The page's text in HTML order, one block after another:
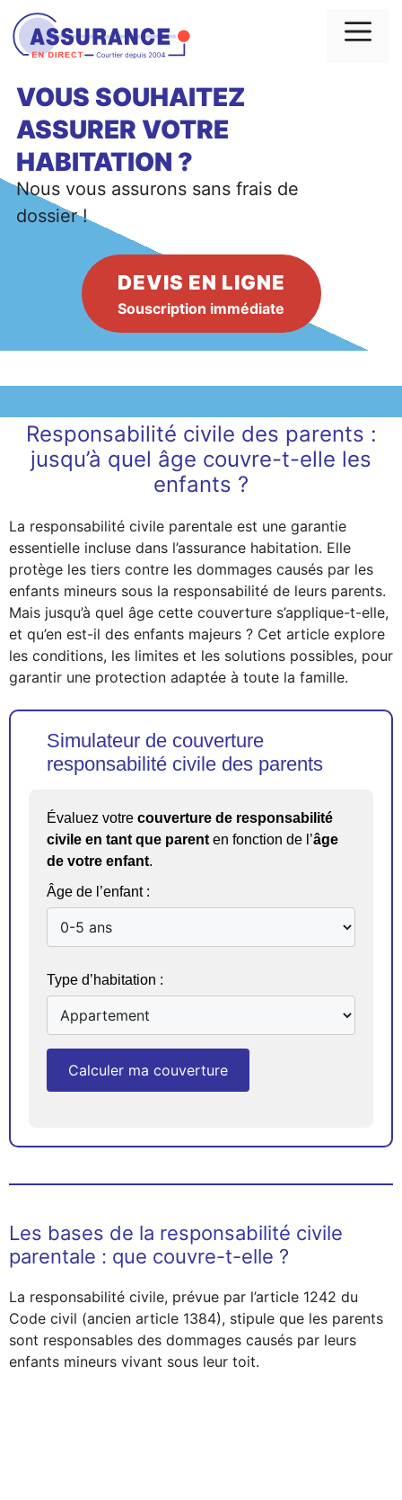
Aller
au
contenu
VOUS SOUHAITEZ
ASSURER VOTRE
HABITATION ?
Nous vous assurons sans frais de
dossier !
DEVIS EN LIGNE
Souscription immédiate
Responsabilité civile des parents :
jusqu’à quel âge couvre-t-elle les
enfants ?
La responsabilité civile parentale est une garantie
essentielle incluse dans l’assurance habitation. Elle
protège les tiers contre les dommages causés par les
enfants mineurs sous la responsabilité de leurs parents.
Mais jusqu’à quel âge cette couverture s’applique-t-elle,
et qu’en est-il des enfants majeurs ? Cet article explore
les conditions, les limites et les solutions possibles, pour
garantir une protection adaptée à toute la famille.
Simulateur de couverture
responsabilité civile des parents
Évaluez votre couverture de responsabilité
civile en tant que parent en fonction de l’âge
de votre enfant.
Âge de l’enfant :
Type d’habitation :
Calculer ma couverture
Les bases de la responsabilité civile
parentale : que couvre-t-elle ?
La responsabilité civile, prévue par l’article 1242 du
Code civil (ancien article 1384), stipule que les parents
sont responsables des dommages causés par leurs
enfants mineurs vivant sous leur toit.